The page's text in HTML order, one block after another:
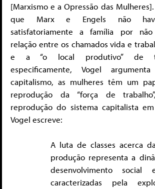
[Marxismo e a Opressão das
que Marx e Engels não
satisfatoriamente a família por
relação entre os chamados vida e
e a “o local produtivo” de
especificamente, Vogel
capitalismo, as mulheres têm um
reprodução da “força de
reprodução do sistema capitalista
Vogel escreve:
A luta de classes acerca
produção representa a
desenvolvimento social
caracterizadas pela